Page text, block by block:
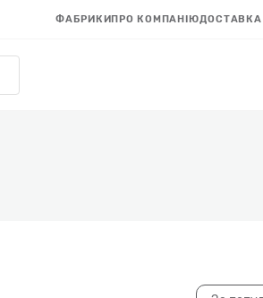
ФАБРИКИПРО КОМПАНІЮДОСТАВКА